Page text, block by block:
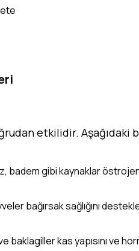
etkilidir. Aşağıdaki
badem gibi kaynaklar
bağırsak sağlığını
baklagiller kas yapısını ve